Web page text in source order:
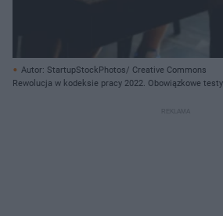
Autor: StartupStockPhotos/ Creative Commons
Rewolucja w kodeksie pracy 2022. Obowiązkowe